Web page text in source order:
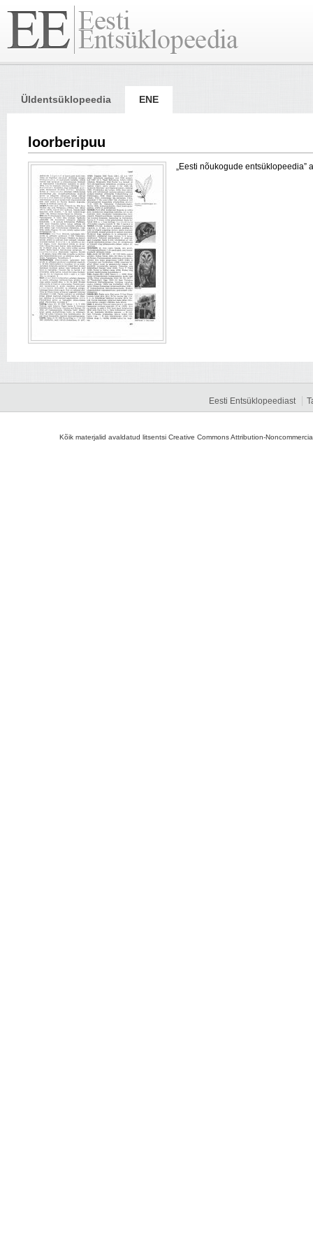
Üldentsüklopeedia ENE
loorberipuu
„Eesti nõukogude entsüklopeedia”
Eesti Entsüklopeediast
Kõik materjalid avaldatud litsentsi Creative Commons Attribution-